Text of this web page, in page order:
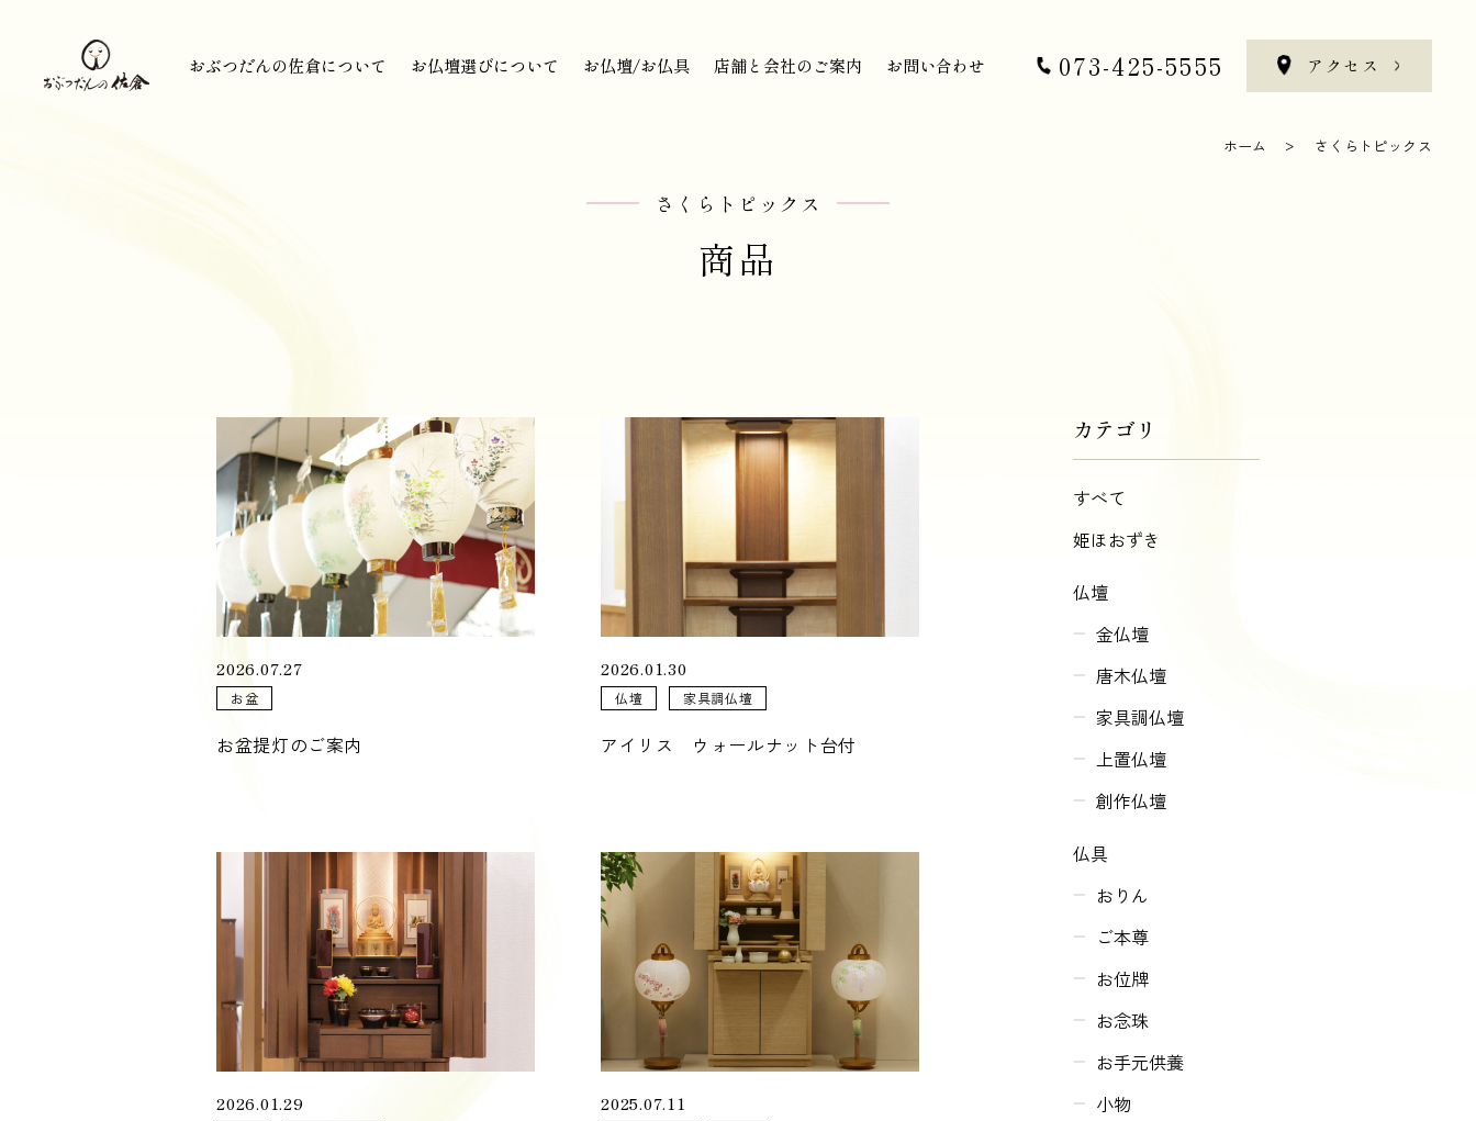
073-425-5555
アクセス
おぶつだんの佐倉について
お仏壇選びについて お仏壇/お仏具 店舗と会社のご案内 お問い合わせ 073-425-5555 アクセス
ホーム さくらトピックス
さくらトピックス
商品
2026.07.27
お盆
お盆提灯のご案内
2026.01.30
仏壇 家具調仏壇
アイリス ウォールナット台付
2026.01.29 2025.07.11
カテゴリ
すべて
姫ほおずき
仏壇
金仏壇
唐木仏壇
家具調仏壇
上置仏壇
創作仏壇
仏具
おりん
ご本尊
お位牌
お念珠
お手元供養
小物